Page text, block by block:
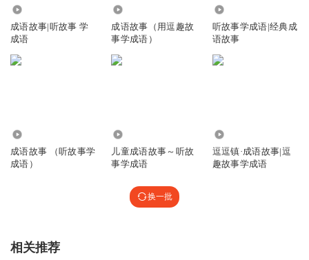
成语故事|听故事 学
成语
成语故事（用逗趣故
事学成语）
听故事学成语|经典成
语故事
成语故事 （听故事学
成语）
儿童成语故事～听故
事学成语
逗逗镇·成语故事|逗
趣故事学成语
换一批
相关推荐